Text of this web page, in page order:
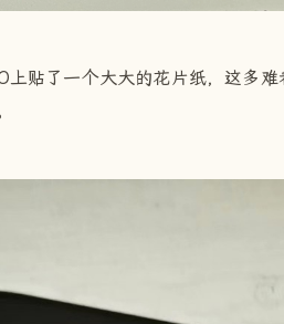
上贴了一个大大的花片纸，这多